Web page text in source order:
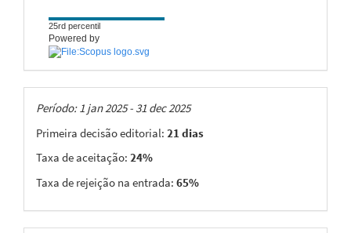
25rd percentil
Powered by
Taxas
Período: 1 jan 2025 - 31 dec 2025
Primeira decisão editorial: 21 dias
Taxa de aceitação: 24%
Taxa de rejeição na entrada: 65%